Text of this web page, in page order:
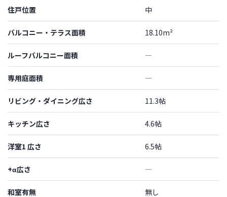
住戸位置 中
バルコニー・テラス面積 18.10m²
ルーフバルコニー面積 ―
専用庭面積 ―
リビング・ダイニング広さ 11.3帖
キッチン広さ 4.6帖
洋室1 広さ 6.5帖
+α広さ ―
和室有無 無し